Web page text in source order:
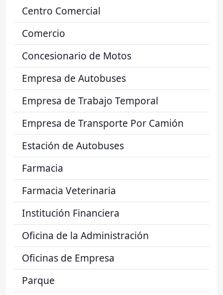
Centro Comercial
Comercio
Concesionario de Motos
Empresa de Autobuses
Empresa de Trabajo Temporal
Empresa de Transporte Por Camión
Estación de Autobuses
Farmacia
Farmacia Veterinaria
Institución Financiera
Oficina de la Administración
Oficinas de Empresa
Parque